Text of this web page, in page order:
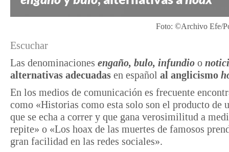
Foto: ©Archivo Efe/
Escuchar
Las denominaciones engaño, bulo, infundio o
alternativas adecuadas en español al anglicismo
En los medios de comunicación es frecuente
como «Historias como esta solo son el producto de
que se echa a correr y que gana verosimilitud a
repite» o «Los hoax de las muertes de famosos
gran facilidad en las redes sociales».